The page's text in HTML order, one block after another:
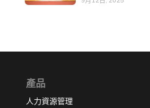
產品
人力資源管理